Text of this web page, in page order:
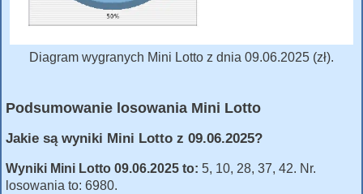
Diagram wygranych Mini Lotto z dnia 09.06.2025 (zł).
Podsumowanie losowania Mini Lotto
Jakie są wyniki Mini Lotto z 09.06.2025?
Wyniki Mini Lotto 09.06.2025 to: 5, 10, 28, 37, 42. Nr.
losowania to: 6980.